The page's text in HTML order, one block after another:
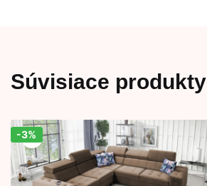
Súvisiace produkty
Zľava!
-3%